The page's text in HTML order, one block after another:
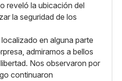
reveló la ubicación del
la seguridad de los
en alguna parte
admiramos a bellos
Nos observaron por
continuaron